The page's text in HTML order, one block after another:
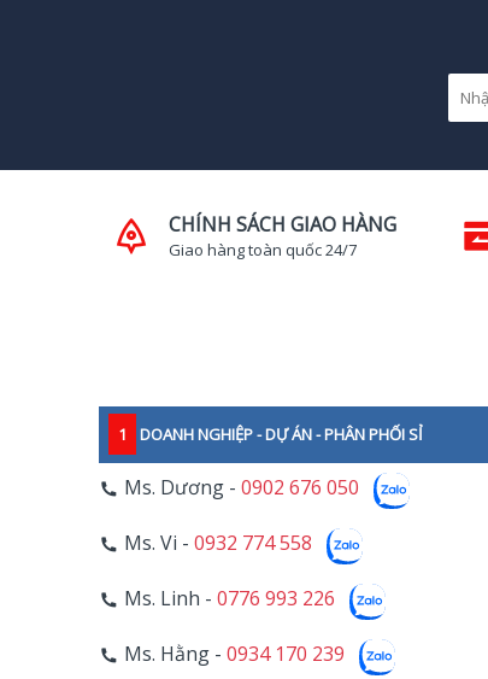
CHÍNH SÁCH GIAO HÀNG
Giao hàng toàn quốc 24/7
1 DOANH NGHIỆP - DỰ ÁN - PHÂN PHỐI SỈ
Ms. Dương - 0902 676 050
Ms. Vi - 0932 774 558
Ms. Linh - 0776 993 226
Ms. Hằng - 0934 170 239